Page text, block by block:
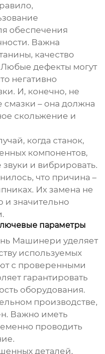
обеспечения
Важна
качество
дефекты могут
негативно
И, конечно, не
смазки – она должна
скольжение и
когда станок,
компонентов,
звуки и вибрировать.
что причина –
Их замена не
и значительно
параметры
Машинери уделяет
используемых
с проверенными
гарантировать
оборудования.
производстве,
Важно иметь
проводить
деталей,